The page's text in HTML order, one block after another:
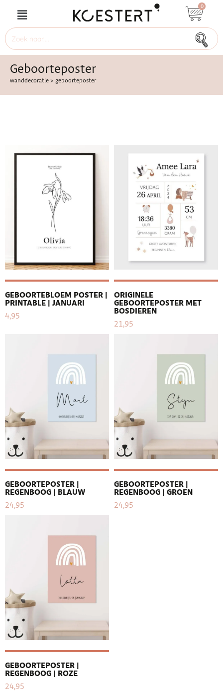
0
Geboorteposter
wanddecoratie > geboorteposter
GEBOORTEBLOEM POSTER |
PRINTABLE | JANUARI
4,95
ORIGINELE
GEBOORTEPOSTER MET
BOSDIEREN
21,95
GEBOORTEPOSTER |
REGENBOOG | BLAUW
24,95
GEBOORTEPOSTER |
REGENBOOG | GROEN
24,95
GEBOORTEPOSTER |
REGENBOOG | ROZE
24,95